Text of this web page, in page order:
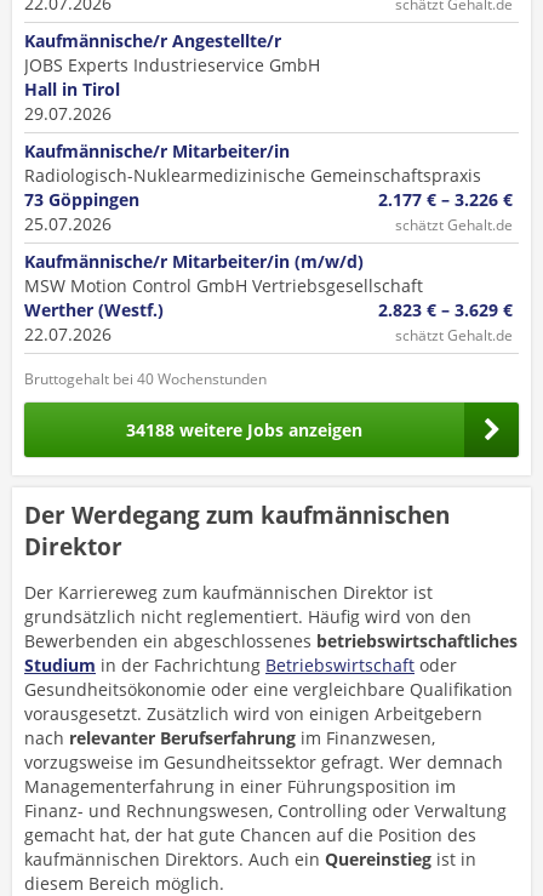
schätzt Gehalt.de
Kaufmännische/r Angestellte/r
JOBS Experts Industrieservice GmbH
Hall in Tirol
29.07.2026
Kaufmännische/r Mitarbeiter/in
Radiologisch-Nuklearmedizinische Gemeinschaftspraxis
73 Göppingen
25.07.2026
2.177 € – 3.226 €
schätzt Gehalt.de
Kaufmännische/r Mitarbeiter/in (m/w/d)
MSW Motion Control GmbH Vertriebsgesellschaft
Werther (Westf.)
22.07.2026
2.823 € – 3.629 €
schätzt Gehalt.de
Bruttogehalt bei 40 Wochenstunden
34188 weitere Jobs anzeigen
Der Werdegang zum kaufmännischen
Direktor
Der Karriereweg zum kaufmännischen Direktor ist
grundsätzlich nicht reglementiert. Häufig wird von den
Bewerbenden ein abgeschlossenes betriebswirtschaftliches
Studium in der Fachrichtung Betriebswirtschaft oder
Gesundheitsökonomie oder eine vergleichbare Qualifikation
vorausgesetzt. Zusätzlich wird von einigen Arbeitgebern
nach relevanter Berufserfahrung im Finanzwesen,
vorzugsweise im Gesundheitssektor gefragt. Wer demnach
Managementerfahrung in einer Führungsposition im
Finanz- und Rechnungswesen, Controlling oder Verwaltung
gemacht hat, der hat gute Chancen auf die Position des
kaufmännischen Direktors. Auch ein Quereinstieg ist in
diesem Bereich möglich.